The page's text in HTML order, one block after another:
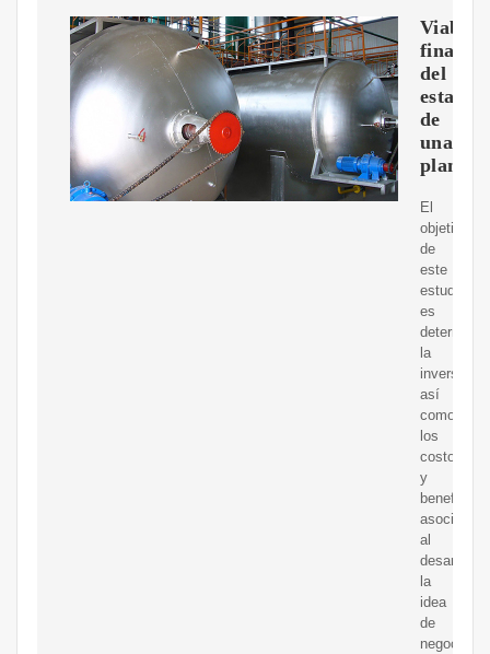
del
de
una
planta
El
objetivo
de
este
estudio
es
determinar
la
inversión,
así
como
los
costos
y
beneficios,
asociados
al
desarrollo
la
idea
de
negocio